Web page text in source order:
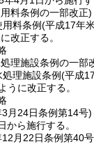
料条例の一部改正)
料条例(平成17年
改正する。
理施設条例の一部
理施設条例(平成
うに改正する。
月24日条例第14号)
から施行する。
月22日条例第40